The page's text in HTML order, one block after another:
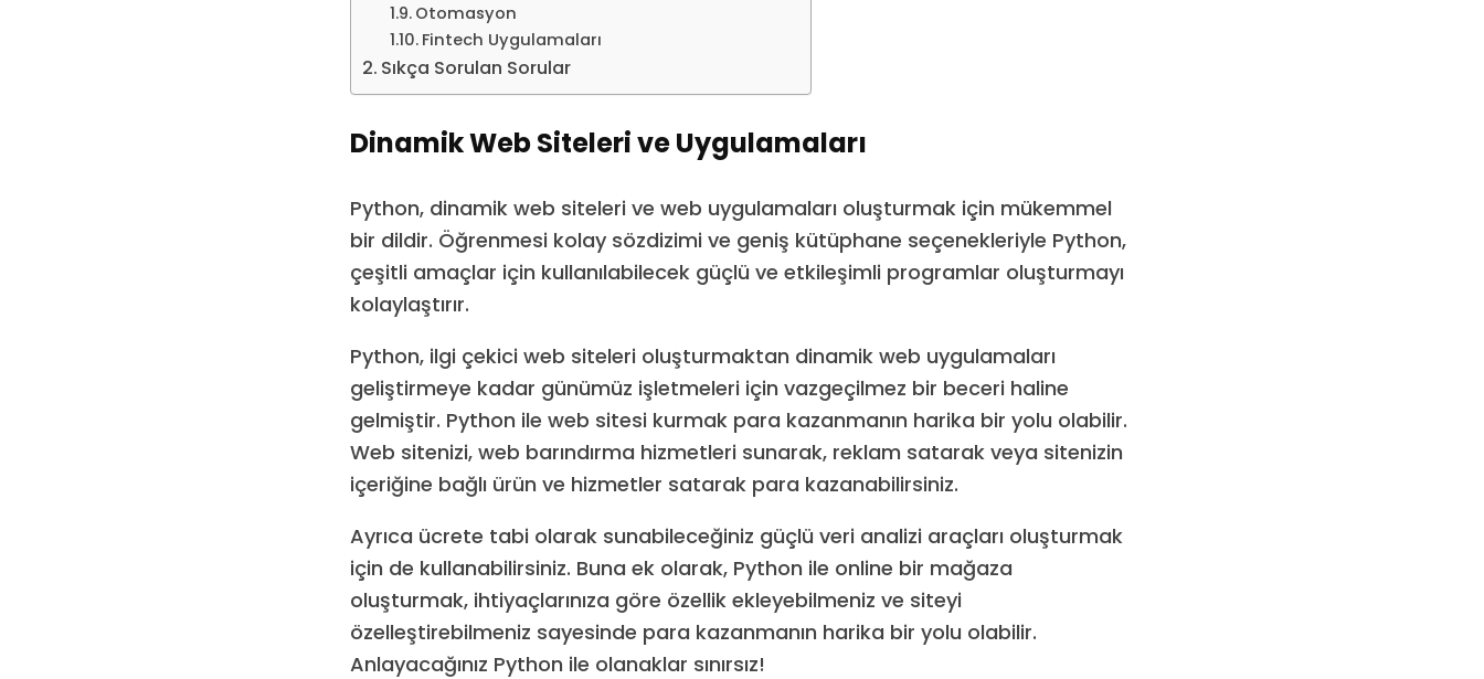
Otomasyon
Fintech Uygulamaları
Sıkça Sorulan Sorular
Dinamik Web Siteleri ve Uygulamaları
Python, dinamik web siteleri ve web uygulamaları oluşturmak için mükemmel
bir dildir. Öğrenmesi kolay sözdizimi ve geniş kütüphane seçenekleriyle Python,
çeşitli amaçlar için kullanılabilecek güçlü ve etkileşimli programlar oluşturmayı
kolaylaştırır.
Python, ilgi çekici web siteleri oluşturmaktan dinamik web uygulamaları
geliştirmeye kadar günümüz işletmeleri için vazgeçilmez bir beceri haline
gelmiştir. Python ile web sitesi kurmak para kazanmanın harika bir yolu olabilir.
Web sitenizi, web barındırma hizmetleri sunarak, reklam satarak veya sitenizin
içeriğine bağlı ürün ve hizmetler satarak para kazanabilirsiniz.
Ayrıca ücrete tabi olarak sunabileceğiniz güçlü veri analizi araçları oluşturmak
için de kullanabilirsiniz. Buna ek olarak, Python ile online bir mağaza
oluşturmak, ihtiyaçlarınıza göre özellik ekleyebilmeniz ve siteyi
özelleştirebilmeniz sayesinde para kazanmanın harika bir yolu olabilir.
Anlayacağınız Python ile olanaklar sınırsız!